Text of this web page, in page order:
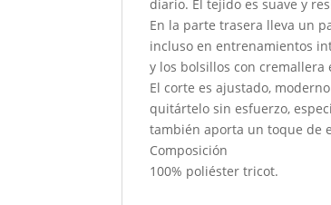
diario. El tejido es suave y
En la parte trasera lleva un
incluso en entrenamientos
y los bolsillos con
El corte es ajustado,
quitártelo sin esfuerzo,
también aporta un toque de
Composición
100% poliéster tricot.